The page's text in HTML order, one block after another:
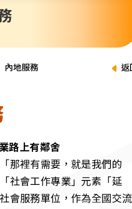
內地服務 返
路上有鄰舍
那裡有需要，就是我們的
社會工作專業」元素「延
會服務單位，作為全國交流
會訊及刊物
活動報名
同為世界添笑臉